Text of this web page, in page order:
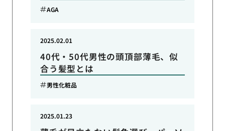
AGA
40代・50代男性の頭頂部薄毛、似
合う髪型とは
2025.02.01
男性化粧品
2025.01.23